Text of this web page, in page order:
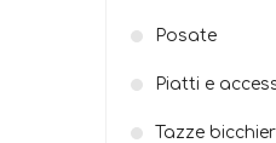
Posate
Piatti e
Tazze